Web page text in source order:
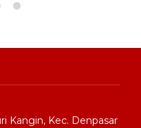
Kangin, Kec. Denpasar